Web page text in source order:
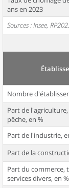
ans en 2023
Sources : Insee,
Nombre
Part de
pêche, en %
Part de l'industrie,
Part de la
Part du commerce,
services divers, en %